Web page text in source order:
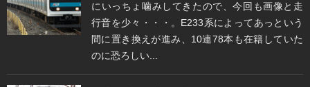
にいっちょ噛みしてきたので、今回も画像と走
行音を少々・・・。E233系によってあっという
間に置き換えが進み、10連78本も在籍していた
のに恐ろしい...